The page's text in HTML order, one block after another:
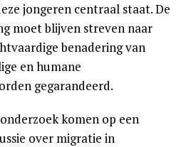
jongeren centraal staat. De
moet blijven streven naar
benadering van
en humane
gegarandeerd.
komen op een
over migratie in